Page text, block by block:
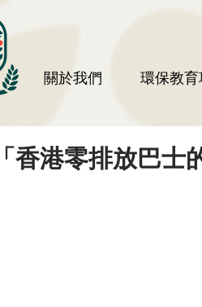
關於我們 環保教育
「香港零排放巴士